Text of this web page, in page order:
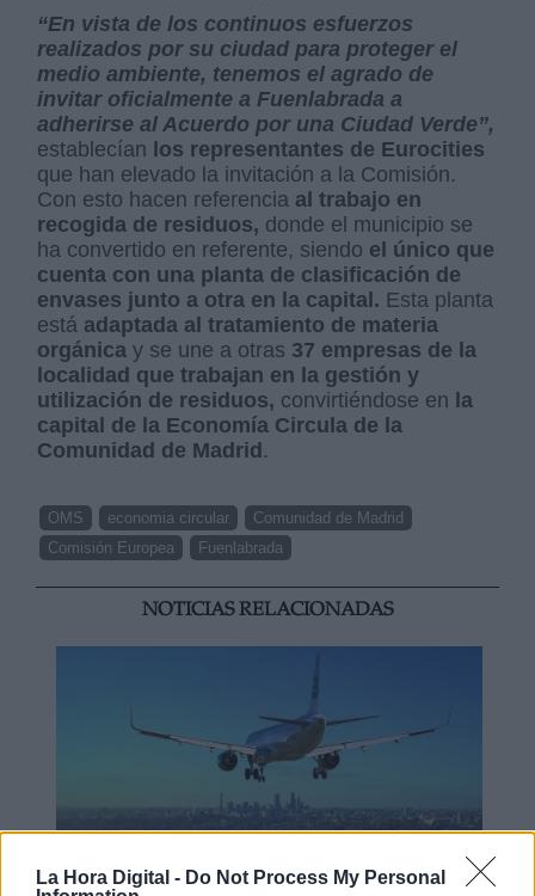
La Hora Digital - Do Not Process My Personal
“En vista de los continuos esfuerzos
realizados por su ciudad para proteger el
medio ambiente, tenemos el agrado de
invitar oficialmente a Fuenlabrada a
adherirse al Acuerdo por una Ciudad Verde”,
establecían los representantes de Eurocities
que han elevado la invitación a la Comisión.
Con esto hacen referencia al trabajo en
recogida de residuos, donde el municipio se
ha convertido en referente, siendo el único que
cuenta con una planta de clasificación de
envases junto a otra en la capital. Esta planta
está adaptada al tratamiento de materia
orgánica y se une a otras 37 empresas de la
localidad que trabajan en la gestión y
utilización de residuos, convirtiéndose en la
capital de la Economía Circula de la
Comunidad de Madrid.
OMS economia circular
Comunidad de Madrid
Comisión Europea
Fuenlabrada
NOTICIAS RELACIONADAS